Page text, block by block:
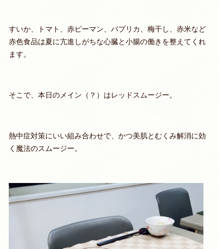
すいか、トマト、赤ピーマン、パプリカ、梅干し、赤米など
赤色食品は夏に亢進しがちな心臓と小腸の働きを整えてくれ
ます。
そこで、本日のメイン（？）はレッドスムージー。
熱中症対策にいい組み合わせで、かつ美肌とむくみ解消に効
く魔法のスムージー。